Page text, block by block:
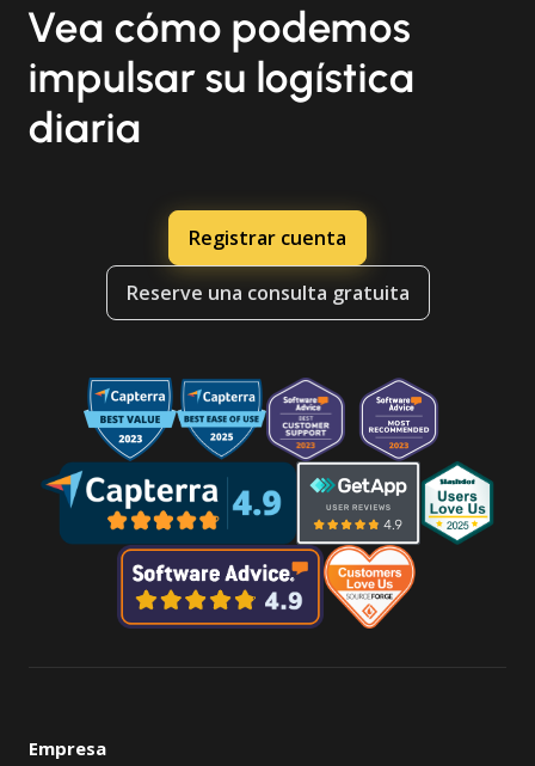
Vea cómo podemos
impulsar su logística
diaria
Registrar cuenta
Reserve una consulta gratuita
Empresa